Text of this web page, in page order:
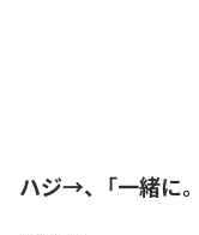
ハジ→、「一緒に